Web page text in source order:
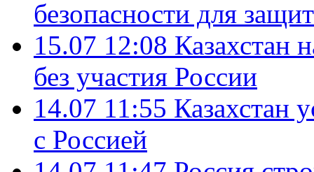
безопасности для
15.07 12:08 Казахстан
без участия России
14.07 11:55 Казахстан
с Россией